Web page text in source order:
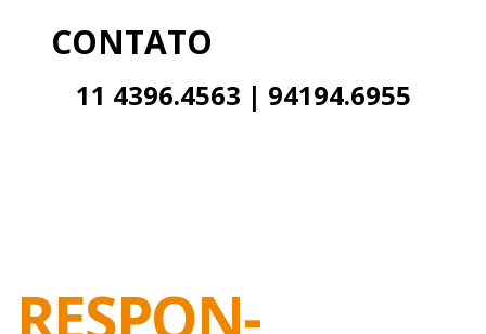
CONTATO
11 4396.4563 | 94194.6955
RESPON-